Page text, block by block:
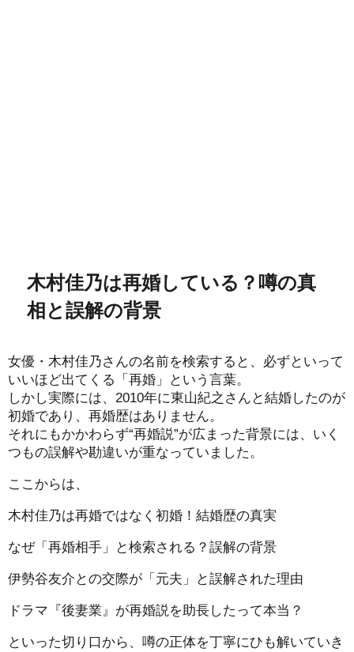
木村佳乃は再婚している？噂の真
相と誤解の背景
女優・木村佳乃さんの名前を検索すると、必ずといって
いいほど出てくる「再婚」という言葉。
しかし実際には、2010年に東山紀之さんと結婚したのが
初婚であり、再婚歴はありません。
それにもかかわらず“再婚説”が広まった背景には、いく
つもの誤解や勘違いが重なっていました。
ここからは、
木村佳乃は再婚ではなく初婚！結婚歴の真実
なぜ「再婚相手」と検索される？誤解の背景
伊勢谷友介との交際が「元夫」と誤解された理由
ドラマ『後妻業』が再婚説を助長したって本当？
といった切り口から、噂の正体を丁寧にひも解いていき